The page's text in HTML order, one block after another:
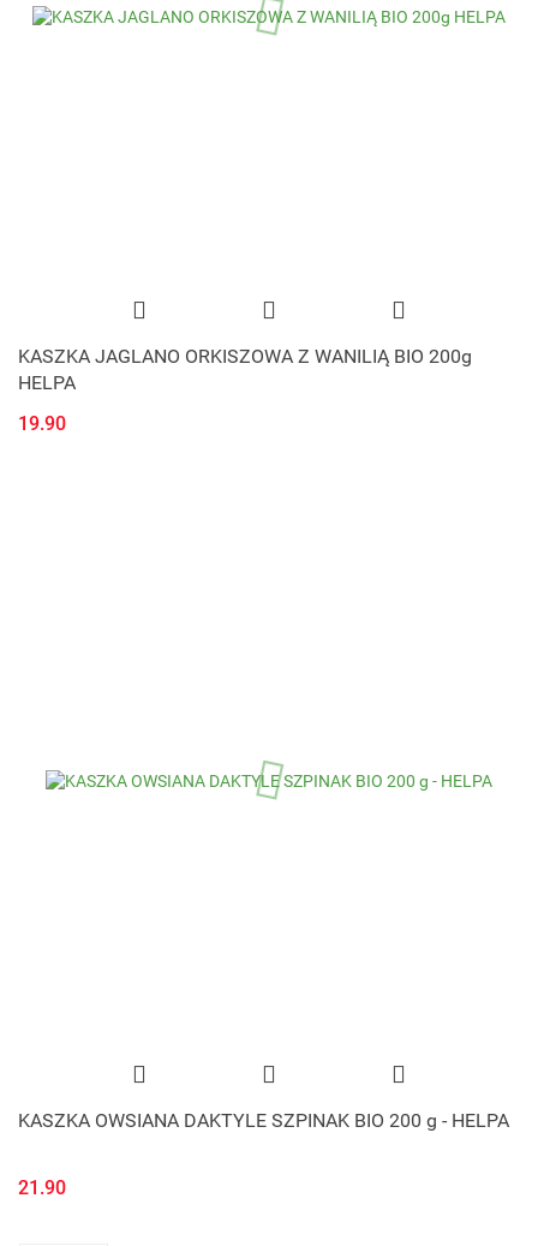
KASZKA JAGLANO ORKISZOWA Z WANILIĄ BIO 200g
HELPA
19.90
KASZKA OWSIANA DAKTYLE SZPINAK BIO 200 g - HELPA
21.90